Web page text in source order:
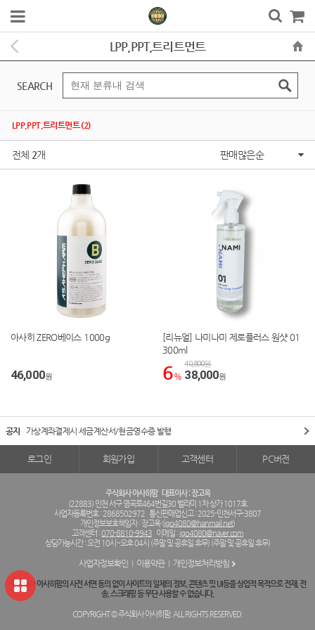
LPP,PPT,트리트먼트
SEARCH
LPP,PPT,트리트먼트 (2)
전체 2개 판매많은순
아사히 ZERO베이스 1000g
46,000원
[리뉴얼] 나미나미 제로플러스 원샷 01
300ml
6 %
40,800원
38,000원
공지 가상계좌결제시 세금계산서/현금영수증 발행
로그인 회원가입 고객센터 PC버전
주식회사 아사히팜 대표이사 : 장고옥
(22883) 인천 서구 염곡로464번길30 벨라미 1차 상가 1017호
사업자등록번호 : 2868502972 통신판매업신고 : 2025-인천서구-3807
개인정보보호책임자 : 장고옥 (jgo4080@hanmail.net)
고객센터 :070-8810-9943 이메일 : jgo4080@naver.com
상담가능시간 : 오전 10시~오후 04시 (주말 및 공휴일 휴무) (주말 및 공휴일 휴무)
사업자정보확인 이용약관 개인정보처리방침
주식회사 아사히팜의 사전 서면 동의 없이 사이트의 일체의 정보, 콘텐츠 및 UI등을 상업적 목적으로 전재, 전
송, 스크래핑 등 무단 사용할 수 없습니다.
COPYRIGHT © 주식회사 아사히팜. ALL RIGHTS RESERVED.